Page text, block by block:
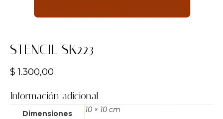
STENCIL SK223
$ 1.300,00
Información adicional
Dimensiones 10 × 10 cm